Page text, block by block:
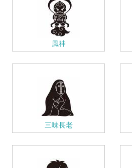
風神
三味長老